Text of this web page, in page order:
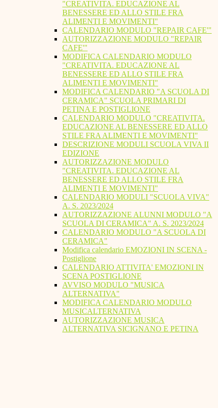
"CREATIVITA. EDUCAZIONE AL
BENESSERE ED ALLO STILE FRA
ALIMENTI E MOVIMENTI"
CALENDARIO MODULO "REPAIR CAFE'"
AUTORIZZAZIONE MODULO "REPAIR
CAFE'"
MODIFICA CALENDARIO MODULO
"CREATIVITA. EDUCAZIONE AL
BENESSERE ED ALLO STILE FRA
ALIMENTI E MOVIMENTI"
MODIFICA CALENDARIO "A SCUOLA DI
CERAMICA" SCUOLA PRIMARI DI
PETINA E POSTIGLIONE
CALENDARIO MODULO "CREATIVITA.
EDUCAZIONE AL BENESSERE ED ALLO
STILE FRA ALIMENTI E MOVIMENTI"
DESCRIZIONE MODULI SCUOLA VIVA II
EDIZIONE
AUTORIZZAZIONE MODULO
"CREATIVITA. EDUCAZIONE AL
BENESSERE ED ALLO STILE FRA
ALIMENTI E MOVIMENTI"
CALENDARIO MODULI "SCUOLA VIVA"
A. S. 2023/2024
AUTORIZZAZIONE ALUNNI MODULO "A
SCUOLA DI CERAMICA" A. S. 2023/2024
CALENDARIO MODULO "A SCUOLA DI
CERAMICA"
Modifica calendario EMOZIONI IN SCENA -
Postiglione
CALENDARIO ATTIVITA' EMOZIONI IN
SCENA POSTIGLIONE
AVVISO MODULO "MUSICA
ALTERNATIVA"
MODIFICA CALENDARIO MODULO
MUSICALTERNATIVA
AUTORIZZAZIONE MUSICA
ALTERNATIVA SICIGNANO E PETINA